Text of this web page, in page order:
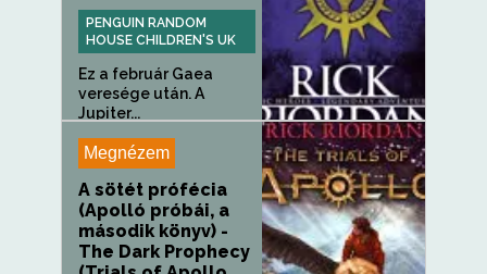
PENGUIN RANDOM
HOUSE CHILDREN'S UK
Ez a február Gaea
veresége után. A
Jupiter...
Megnézem
A sötét prófécia
(Apolló próbái, a
második könyv) -
The Dark Prophecy